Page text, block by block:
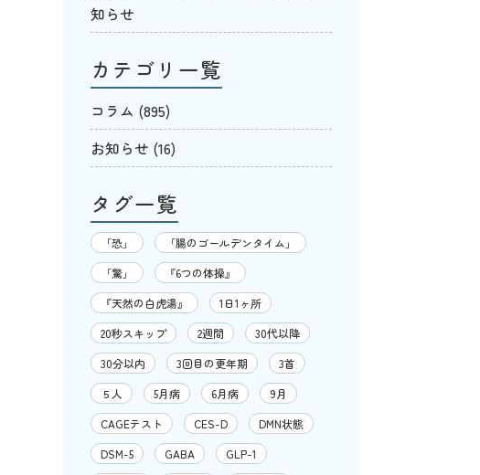
知らせ
カテゴリ一覧
コラム (895)
お知らせ (16)
タグ一覧
「恐」
「腸のゴールデンタイム」
「驚」
『6つの体操』
『天然の白虎湯』
1日1ヶ所
20秒スキップ
2週間
30代以降
30分以内
3回目の更年期
3首
５人
5月病 6月病
9月
CAGEテスト
CES-D
DMN状態
DSM-5
GABA
GLP-1